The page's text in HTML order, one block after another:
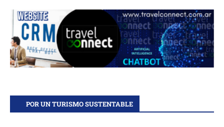
POR UN TURISMO SUSTENTABLE